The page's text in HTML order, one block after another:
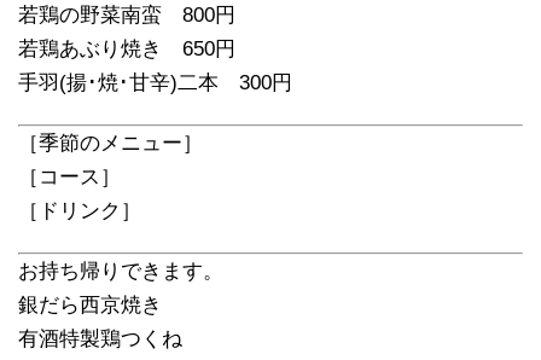
若鶏の野菜南蛮 800円
若鶏あぶり焼き 650円
手羽(揚･焼･甘辛)二本 300円
［季節のメニュー］
［コース］
［ドリンク］
お持ち帰りできます。
銀だら西京焼き
有酒特製鶏つくね